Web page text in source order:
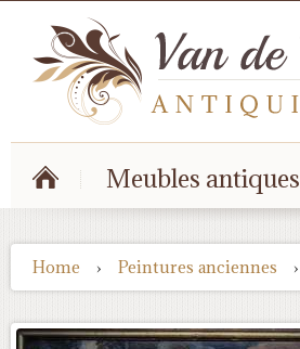
Meubles antiques
Home › Peintures anciennes ›